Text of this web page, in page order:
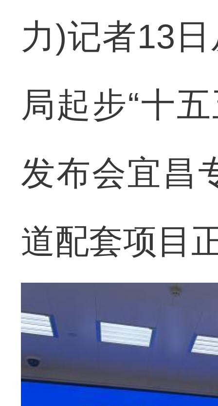
力)记者13
局起步“十
发布会宜昌
道配套项目